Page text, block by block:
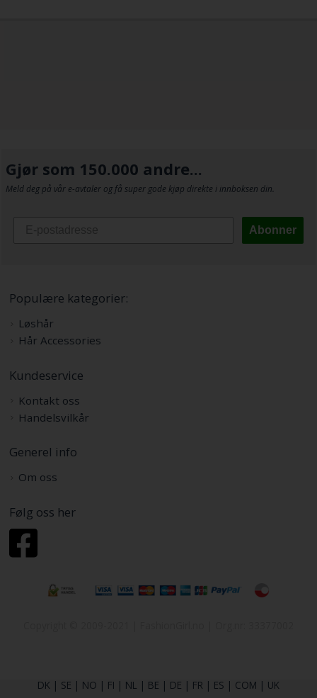
Gjør som 150.000 andre...
Meld deg på vår e-avtaler og få super gode kjøp direkte i innboksen din.
Abonner
Populære kategorier:
Løshår
Hår Accessories
Kundeservice
Kontakt oss
Handelsvilkår
Generel info
Om oss
Følg oss her
DK | SE | NO | FI | NL | BE | DE | FR | ES | COM | UK